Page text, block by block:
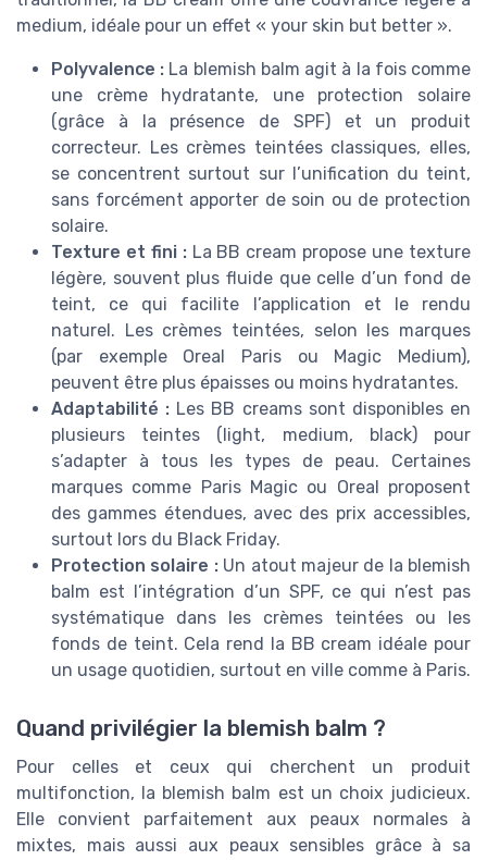
medium, idéale pour un effet « your skin but better ».
Polyvalence : La blemish balm agit à la fois comme
une crème hydratante, une protection solaire
(grâce à la présence de SPF) et un produit
correcteur. Les crèmes teintées classiques, elles,
se concentrent surtout sur l’unification du teint,
sans forcément apporter de soin ou de protection
solaire.
Texture et fini :La BB cream propose une texture
légère, souvent plus fluide que celle d’un fond de
teint, ce qui facilite l’application et le rendu
naturel. Les crèmes teintées, selon les marques
(par exemple Oreal Paris ou Magic Medium),
peuvent être plus épaisses ou moins hydratantes.
Adaptabilité : Les BB creams sont disponibles en
plusieurs teintes (light, medium, black) pour
s’adapter à tous les types de peau. Certaines
marques comme Paris Magic ou Oreal proposent
des gammes étendues, avec des prix accessibles,
surtout lors du Black Friday.
Protection solaire :Un atout majeur de la blemish
balm est l’intégration d’un SPF, ce qui n’est pas
systématique dans les crèmes teintées ou les
fonds de teint. Cela rend la BB cream idéale pour
un usage quotidien, surtout en ville comme à Paris.
Quand privilégier la blemish balm ?
Pour celles et ceux qui cherchent un produit
multifonction, la blemish balm est un choix judicieux.
Elle convient parfaitement aux peaux normales à
mixtes, mais aussi aux peaux sensibles grâce à sa